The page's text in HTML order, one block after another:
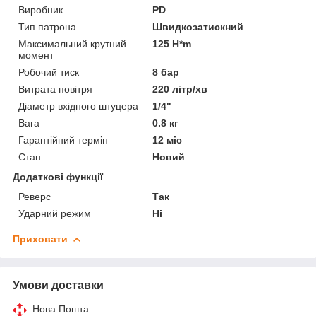
Виробник
PD
Тип патрона
Швидкозатискний
Максимальний крутний
момент
125 H*m
Робочий тиск
8 бар
Витрата повітря
220 літр/хв
Діаметр вхідного штуцера
1/4"
Вага
0.8 кг
Гарантійний термін
12 міс
Стан
Новий
Додаткові функції
Реверс
Так
Ударний режим
Ні
Приховати
Умови доставки
Нова Пошта